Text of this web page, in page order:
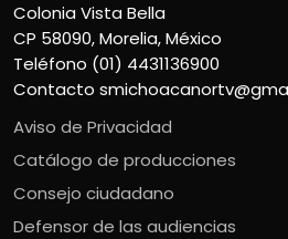
Colonia Vista Bella
CP 58090, Morelia, México
Teléfono (01) 4431136900
Contacto
Aviso de Privacidad
Catálogo de producciones
Consejo ciudadano
Defensor de las audiencias